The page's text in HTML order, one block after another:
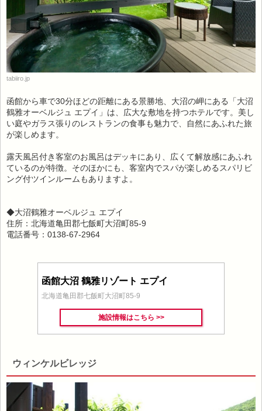
tabiiro.jp
函館から車で30分ほどの距離にある景勝地、大沼の岬にある「大沼
鶴雅オーベルジュ エプイ」は、広大な敷地を持つホテルです。美し
い庭やガラス張りのレストランの食事も魅力で、自然にあふれた旅
が楽しめます。
露天風呂付き客室のお風呂はデッキにあり、広くて解放感にあふれ
ているのが特徴。そのほかにも、客室内でスパが楽しめるスパリビ
ング付ツインルームもありますよ。
◆大沼鶴雅オーベルジュ エプイ
住所：北海道亀田郡七飯町大沼町85-9
電話番号：0138-67-2964
函館大沼 鶴雅リゾート エプイ
北海道亀田郡七飯町大沼町85-9
施設情報はこちら >>
ウィンケルビレッジ